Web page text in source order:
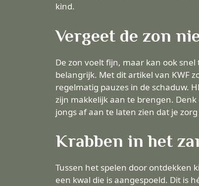
kind.
Vergeet de zon
De zon voelt fijn, maar kan ook
belangrijk. Met ditartikel van KWF
regelmatig pauzes in de schaduw.
zijn makkelijk aan te brengen.
jongs af aan te laten zien dat je
Krabben in het
Tussen het spelen door ontdekken
een kwal die is aangespoeld. Dit is